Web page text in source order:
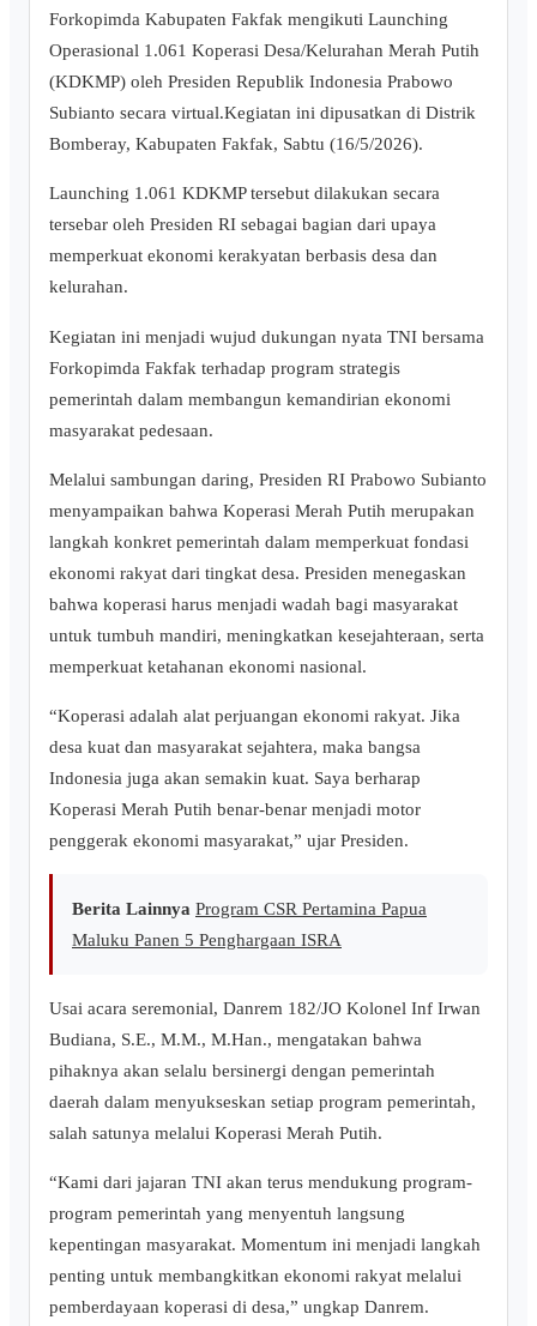
Forkopimda Kabupaten Fakfak mengikuti Launching
Operasional 1.061 Koperasi Desa/Kelurahan Merah Putih
(KDKMP) oleh Presiden Republik Indonesia Prabowo
Subianto secara virtual.Kegiatan ini dipusatkan di Distrik
Bomberay, Kabupaten Fakfak, Sabtu (16/5/2026).
​Launching 1.061 KDKMP tersebut dilakukan secara
tersebar oleh Presiden RI sebagai bagian dari upaya
memperkuat ekonomi kerakyatan berbasis desa dan
kelurahan.
Kegiatan ini menjadi wujud dukungan nyata TNI bersama
Forkopimda Fakfak terhadap program strategis
pemerintah dalam membangun kemandirian ekonomi
masyarakat pedesaan.
​Melalui sambungan daring, Presiden RI Prabowo Subianto
menyampaikan bahwa Koperasi Merah Putih merupakan
langkah konkret pemerintah dalam memperkuat fondasi
ekonomi rakyat dari tingkat desa. Presiden menegaskan
bahwa koperasi harus menjadi wadah bagi masyarakat
untuk tumbuh mandiri, meningkatkan kesejahteraan, serta
memperkuat ketahanan ekonomi nasional.
​“Koperasi adalah alat perjuangan ekonomi rakyat. Jika
desa kuat dan masyarakat sejahtera, maka bangsa
Indonesia juga akan semakin kuat. Saya berharap
Koperasi Merah Putih benar-benar menjadi motor
penggerak ekonomi masyarakat,” ujar Presiden.
Berita Lainnya Program CSR Pertamina Papua
Maluku Panen 5 Penghargaan ISRA
​Usai acara seremonial, Danrem 182/JO Kolonel Inf Irwan
Budiana, S.E., M.M., M.Han., mengatakan bahwa
pihaknya akan selalu bersinergi dengan pemerintah
daerah dalam menyukseskan setiap program pemerintah,
salah satunya melalui Koperasi Merah Putih.
​“Kami dari jajaran TNI akan terus mendukung program-
program pemerintah yang menyentuh langsung
kepentingan masyarakat. Momentum ini menjadi langkah
penting untuk membangkitkan ekonomi rakyat melalui
pemberdayaan koperasi di desa,” ungkap Danrem.